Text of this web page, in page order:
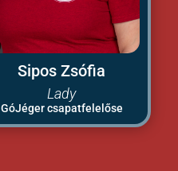
Sipos Zsófia
Lady
GóJéger csapatfelelőse